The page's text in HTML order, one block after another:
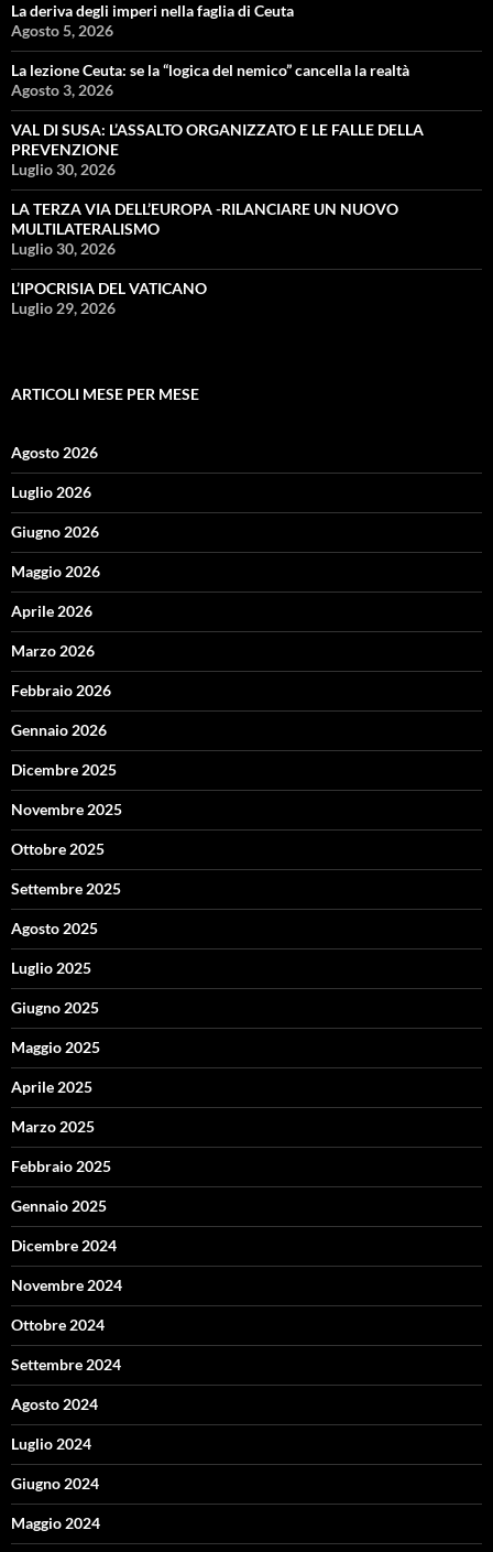
La deriva degli imperi nella faglia di Ceuta
Agosto 5, 2026
La lezione Ceuta: se la “logica del nemico” cancella la realtà
Agosto 3, 2026
VAL DI SUSA: L’ASSALTO ORGANIZZATO E LE FALLE DELLA
PREVENZIONE
Luglio 30, 2026
LA TERZA VIA DELL’EUROPA -RILANCIARE UN NUOVO
MULTILATERALISMO
Luglio 30, 2026
L’IPOCRISIA DEL VATICANO
Luglio 29, 2026
ARTICOLI MESE PER MESE
Agosto 2026
Luglio 2026
Giugno 2026
Maggio 2026
Aprile 2026
Marzo 2026
Febbraio 2026
Gennaio 2026
Dicembre 2025
Novembre 2025
Ottobre 2025
Settembre 2025
Agosto 2025
Luglio 2025
Giugno 2025
Maggio 2025
Aprile 2025
Marzo 2025
Febbraio 2025
Gennaio 2025
Dicembre 2024
Novembre 2024
Ottobre 2024
Settembre 2024
Agosto 2024
Luglio 2024
Giugno 2024
Maggio 2024